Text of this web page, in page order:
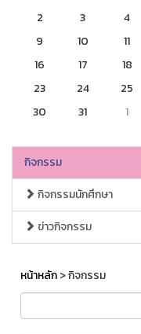
2
3 4
9
10 11
16
17 18
23
24 25
30
31 1
กิจกรรม
กิจกรรมนักศึกษา
ข่าวกิจกรรม
หน้าหลัก> กิจกรรม